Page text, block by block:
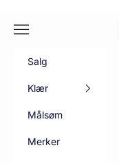
Meny
Salg
Klær
Målsøm
Merker